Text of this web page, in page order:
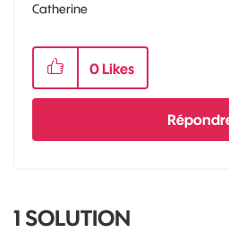
Catherine
0 Likes
1 SOLUTION